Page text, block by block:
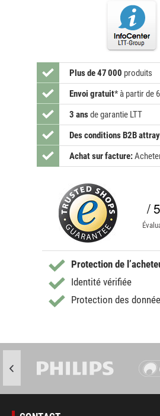
Plus de 47 000 produits
Envoi gratuit* à partir de
3 ansde garantie LTT
Des conditions B2B
Achat sur facture:
/
Protection de
Identité vérifiée
Protection des